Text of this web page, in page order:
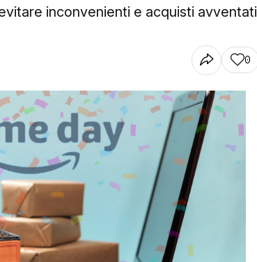
inconvenienti e acquisti avventati
0